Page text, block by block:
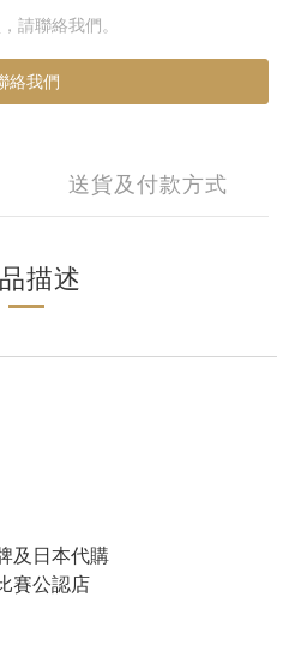
請聯絡我們。
絡我們
送貨及付款方式
描述
及日本代購
賽公認店